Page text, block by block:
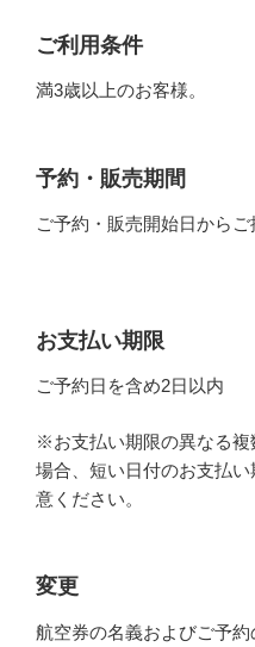
ご利用条件
満3歳以上のお客様。
予約・販売期間
ご予約・販売開始日から
お支払い期限
ご予約日を含め2日以内
※お支払い期限の異なる複
場合、短い日付のお支払
意ください。
変更
航空券の名義およびご予